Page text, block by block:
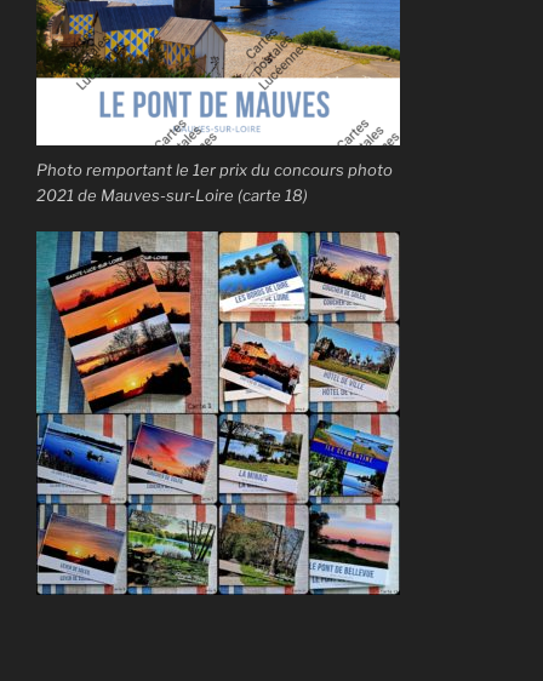
Photo remportant le 1er prix du concours photo
2021 de Mauves-sur-Loire (carte 18)